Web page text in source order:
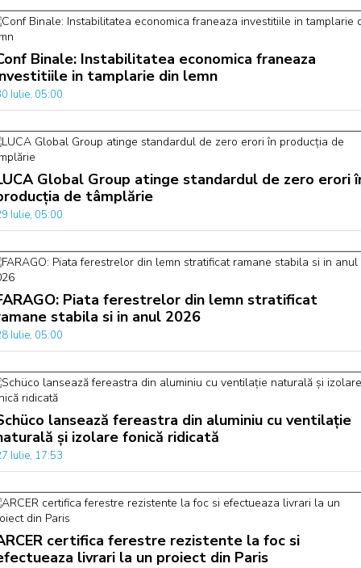
Binale: Instabilitatea economica franeaza
in tamplarie din lemn
Iulie, 05:00
Global Group atinge standardul de zero erori
de tâmplărie
Iulie, 05:00
Piata ferestrelor din lemn stratificat
stabila si in anul 2026
Iulie, 05:00
lansează fereastra din aluminiu cu ventilație
și izolare fonică ridicată
Iulie, 17:53
certifica ferestre rezistente la foc si
livrari la un proiect din Paris